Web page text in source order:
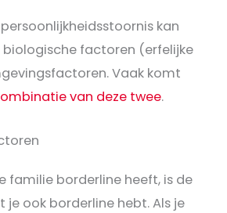
kan
factoren (erfelijke
Vaak komt
van deze twee.
familie borderline heeft, is de
je ook borderline hebt. Als je